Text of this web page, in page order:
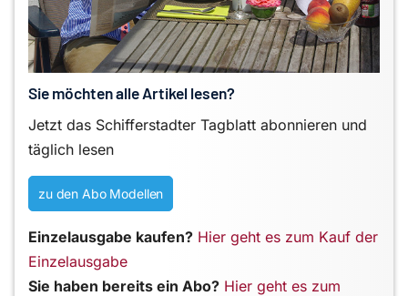
Sie möchten alle Artikel lesen?
Jetzt das Schifferstadter Tagblatt abonnieren und
täglich lesen
zu den Abo Modellen
Einzelausgabe kaufen? Hier geht es zum Kauf der
Einzelausgabe
Sie haben bereits ein Abo? Hier geht es zum